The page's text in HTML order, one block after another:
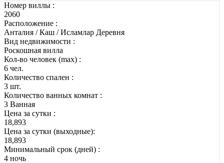
Номер виллы :
2060
Расположение :
Анталия / Каш / Исламлар Деревня
Вид недвижимости :
Роскошная вилла
Кол-во человек (max) :
6 чел.
Количество спален :
3 шт.
Количество ванных комнат :
3 Ванная
Цена за сутки :
18,893
Цена за сутки (выходные):
18,893
Минимальный срок (дней) :
4 ночь